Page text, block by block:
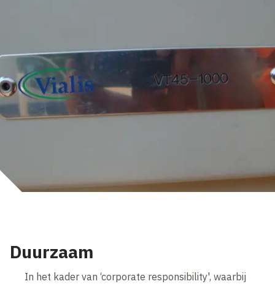
Duurzaam
In het kader van ‘corporate responsibility', waarbij